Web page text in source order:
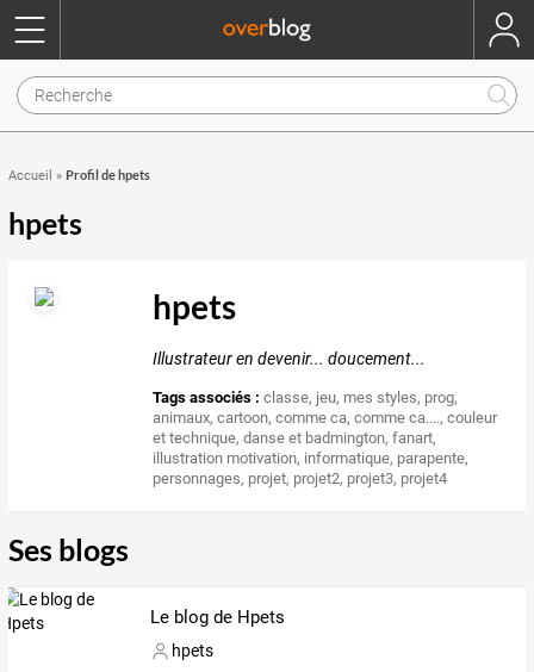
Accueil » Profil de hpets
hpets
hpets
Illustrateur en devenir... doucement...
Tags associés : classe, jeu, mes styles, prog,
animaux,cartoon,comme ca,comme ca....,couleur
et technique,danse et badmington,fanart,
illustration motivation, informatique, parapente,
personnages, projet, projet2, projet3, projet4
Ses blogs
Le blog de Hpets
hpets